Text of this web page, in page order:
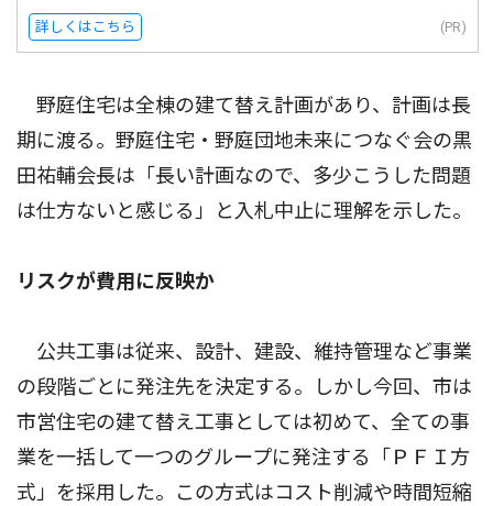
詳しくはこちら (PR)
野庭住宅は全棟の建て替え計画があり、計画は長
期に渡る。野庭住宅・野庭団地未来につなぐ会の黒
田祐輔会長は「長い計画なので、多少こうした問題
は仕方ないと感じる」と入札中止に理解を示した。
リスクが費用に反映か
公共工事は従来、設計、建設、維持管理など事業
の段階ごとに発注先を決定する。しかし今回、市は
市営住宅の建て替え工事としては初めて、全ての事
業を一括して一つのグループに発注する「ＰＦＩ方
式」を採用した。この方式はコスト削減や時間短縮